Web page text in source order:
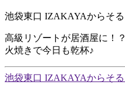
池袋東口 IZAKAYAからそる
高級リゾートが居酒屋に！
火焼きで今日も乾杯♪
池袋東口 IZAKAYAからそ